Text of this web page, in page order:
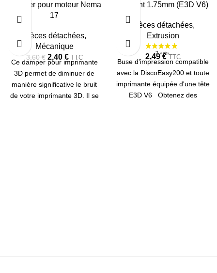
Damper pour moteur Nema
17
Pièces détachées,
Mécanique
3,60€ 2,40 € TTC
Ce damper pour imprimante
3D permet de diminuer de
manière significative le bruit
de votre imprimante 3D. Il se
filament 1.75mm (E3D V6)
Pièces détachées,
Extrusion
2,49€ TTC
Buse d'impression compatible
avec la DiscoEasy200 et toute
imprimante équipée d'une tête
E3D V6 Obtenez des